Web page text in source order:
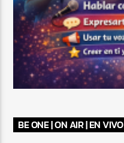
BE ONE | ON AIR | EN VIVO